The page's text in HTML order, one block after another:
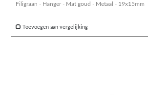
Filigraan - Hanger - Mat goud - Metaal - 19x15mm
Toevoegen aan vergelijking